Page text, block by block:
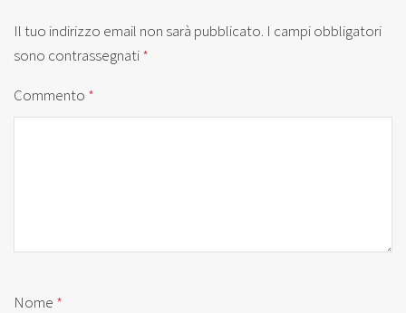
Il tuo indirizzo email non sarà pubblicato. I campi obbligatori
sono contrassegnati*
Commento *
Nome *